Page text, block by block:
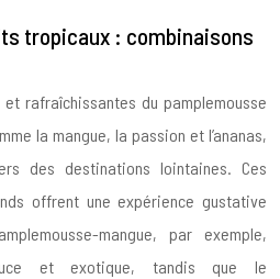
tropicaux : combinaisons
rafraîchissantes du pamplemousse
la mangue, la passion et l’ananas,
des destinations lointaines. Ces
offrent une expérience gustative
mangue, par exemple,
et exotique, tandis que le